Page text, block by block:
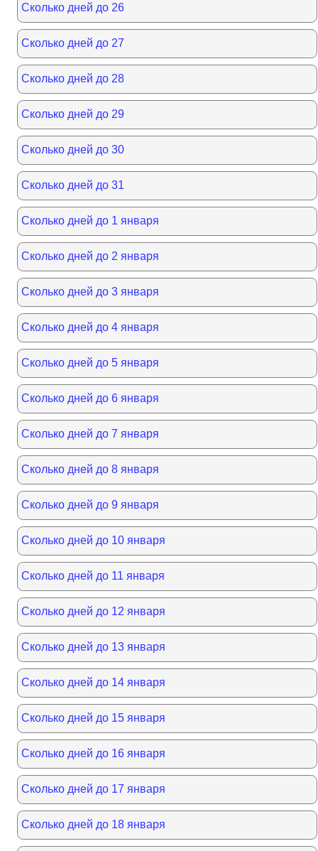
Сколько дней до 26
Сколько дней до 27
Сколько дней до 28
Сколько дней до 29
Сколько дней до 30
Сколько дней до 31
Сколько дней до 1 января
Сколько дней до 2 января
Сколько дней до 3 января
Сколько дней до 4 января
Сколько дней до 5 января
Сколько дней до 6 января
Сколько дней до 7 января
Сколько дней до 8 января
Сколько дней до 9 января
Сколько дней до 10 января
Сколько дней до 11 января
Сколько дней до 12 января
Сколько дней до 13 января
Сколько дней до 14 января
Сколько дней до 15 января
Сколько дней до 16 января
Сколько дней до 17 января
Сколько дней до 18 января